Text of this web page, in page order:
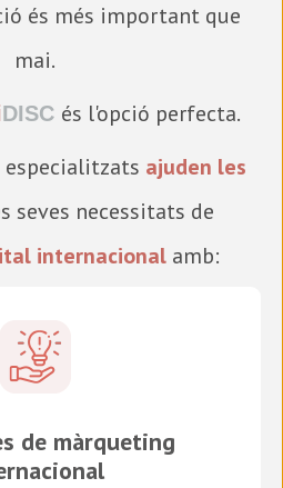
és més important que
mai.
DISC és l'opció perfecta.
especialitzats ajuden les
seves necessitats de
internacionalamb:
de màrqueting